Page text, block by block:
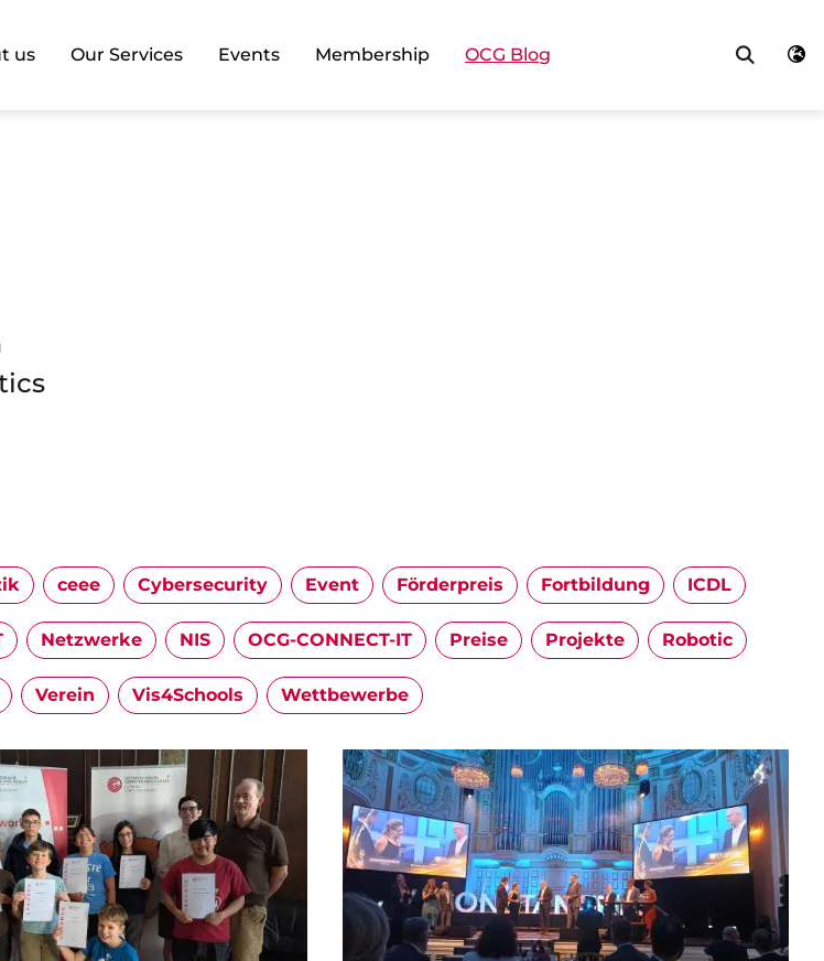
us Our Services Events Membership OCG Blog
ceee Cybersecurity Event Förderpreis Fortbildung ICDL
Netzwerke NIS OCG-CONNECT-IT Preise Projekte Robotic
Verein Vis4Schools Wettbewerbe
Image